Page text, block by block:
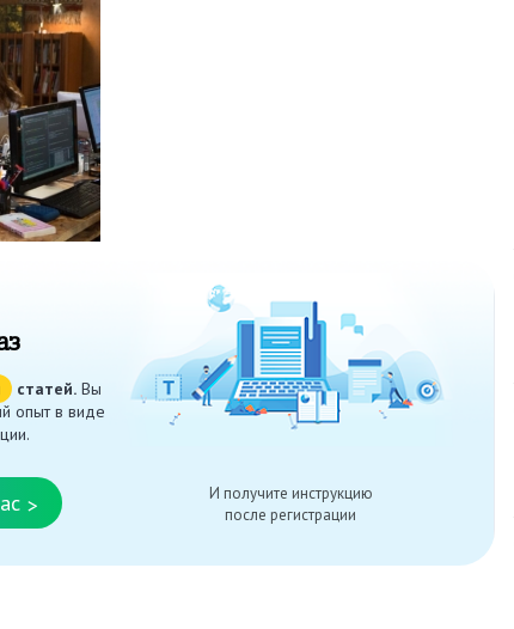
статей.Вы
опыт в виде
>
И получите инструкцию
после регистрации